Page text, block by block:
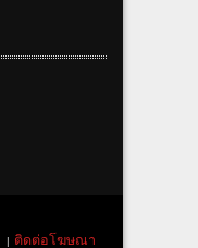
ติดต่อโฆษณา